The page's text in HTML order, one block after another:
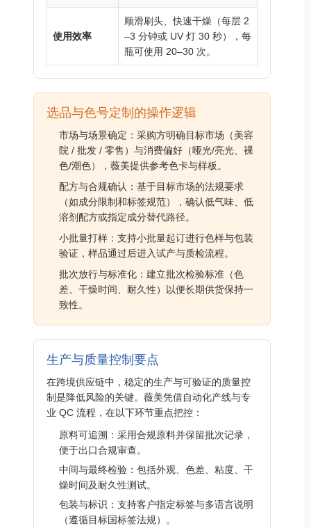
使用效率
顺滑刷头、快速干燥（每层 2
–3 分钟或 UV 灯 30 秒），每
瓶可使用 20–30 次。
选品与色号定制的操作逻辑
市场与场景确定：采购方明确目标市场（美容
院 / 批发 / 零售）与消费偏好（哑光/亮光、裸
色/潮色），薇美提供参考色卡与样板。
配方与合规确认：基于目标市场的法规要求
（如成分限制和标签规范），确认低气味、低
溶剂配方或指定成分替代路径。
小批量打样：支持小批量起订进行色样与包装
验证，样品通过后进入试产与质检流程。
批次放行与标准化：建立批次检验标准（色
差、干燥时间、耐久性）以便长期供货保持一
致性。
生产与质量控制要点
在跨境供应链中，稳定的生产与可验证的质量控
制是降低风险的关键。薇美凭借自动化产线与专
业 QC 流程，在以下环节重点把控：
原料可追溯：采用合规原料并保留批次记录，
便于出口合规审查。
中间与最终检验：包括外观、色差、粘度、干
燥时间及耐久性测试。
包装与标识：支持客户指定标签与多语言说明
（遵循目标国标签法规）。